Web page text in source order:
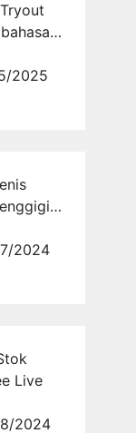
2025
2024
Live
2024